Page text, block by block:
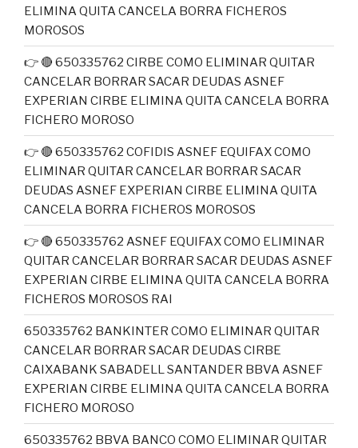
ELIMINA QUITA CANCELA BORRA FICHEROS
MOROSOS
👉 🔴 650335762 CIRBE COMO ELIMINAR QUITAR
CANCELAR BORRAR SACAR DEUDAS ASNEF
EXPERIAN CIRBE ELIMINA QUITA CANCELA BORRA
FICHERO MOROSO
👉 🔴 650335762 COFIDIS ASNEF EQUIFAX COMO
ELIMINAR QUITAR CANCELAR BORRAR SACAR
DEUDAS ASNEF EXPERIAN CIRBE ELIMINA QUITA
CANCELA BORRA FICHEROS MOROSOS
👉 🔴 650335762 ASNEF EQUIFAX COMO ELIMINAR
QUITAR CANCELAR BORRAR SACAR DEUDAS ASNEF
EXPERIAN CIRBE ELIMINA QUITA CANCELA BORRA
FICHEROS MOROSOS RAI
650335762 BANKINTER COMO ELIMINAR QUITAR
CANCELAR BORRAR SACAR DEUDAS CIRBE
CAIXABANK SABADELL SANTANDER BBVA ASNEF
EXPERIAN CIRBE ELIMINA QUITA CANCELA BORRA
FICHERO MOROSO
650335762 BBVA BANCO COMO ELIMINAR QUITAR